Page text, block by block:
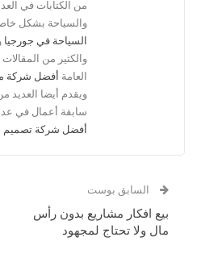
من الكتابات في
والسياحة بشكل
السياحة في جورجيا
والكثير من
العامة أفضل شركة
ويقدم أيضا العديد
سابقة أعمال في
أفضل شركة تصميم
السابق بوست
بيع افكار مشاريع بدون رأس
مال ولا تحتاج لمجهود